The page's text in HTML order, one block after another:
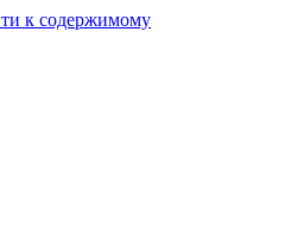
к содержимому